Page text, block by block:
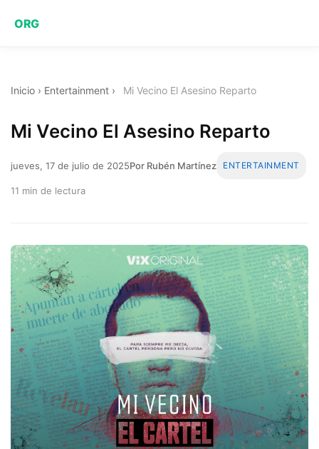
ORG
Inicio › Entertainment › Mi Vecino El Asesino Reparto
Mi Vecino El Asesino Reparto
jueves, 17 de julio de 2025Por Rubén Martínez ENTERTAINMENT
11 min de lectura